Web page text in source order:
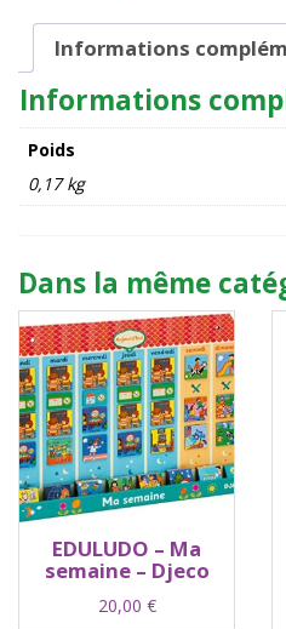
Savana
-
Djeco
Informations
Informations
Poids
0,17 kg
Dans la même
EDULUDO – Ma
semaine – Djeco
20,00 €